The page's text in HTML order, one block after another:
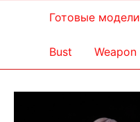
Готовые модели
Bust Weapon